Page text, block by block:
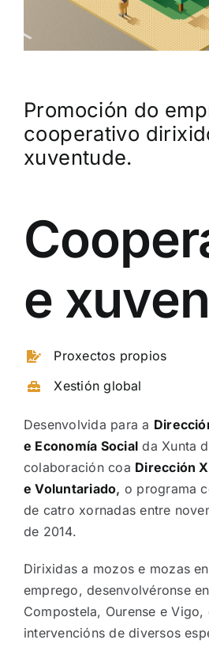
Promoción do
cooperativo
xuventude.
e
Proxectos propios
Xestión global
Desenvolvida para a
e Economía Social da Xunta
colaboración coa Dirección
e Voluntariado, o programa
de catro xornadas entre
de 2014.
Dirixidas a mozos e mozas
emprego, desenvolvéronse
Compostela, Ourense e Vigo,
intervencións de diversos